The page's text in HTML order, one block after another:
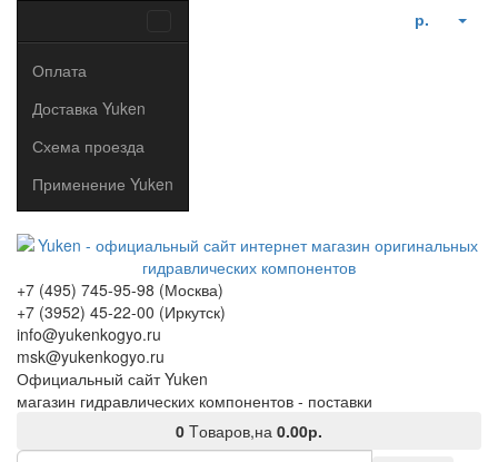
Оплата
Доставка Yuken
Схема проезда
Применение Yuken
р.
+7 (495) 745-95-98 (Москва)
+7 (3952) 45-22-00 (Иркутск)
info@yukenkogyo.ru
msk@yukenkogyo.ru
Официальный сайт Yuken
магазин гидравлических компонентов - поставки
0 Tоваров,на 0.00р.